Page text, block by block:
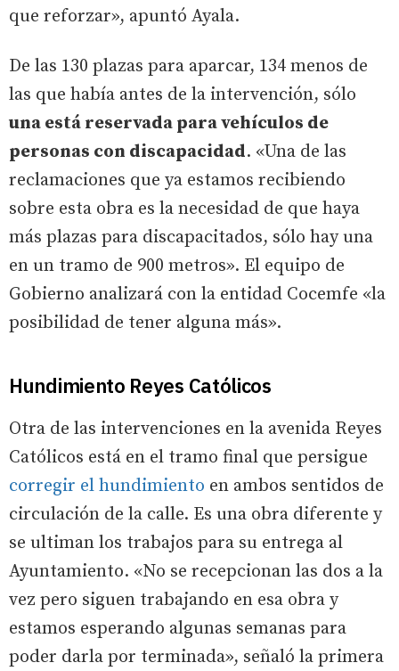
que reforzar», apuntó Ayala.
De las 130 plazas para aparcar, 134 menos de
las que había antes de la intervención, sólo
una está reservada para vehículos de
personas con discapacidad. «Una de las
reclamaciones que ya estamos recibiendo
sobre esta obra es la necesidad de que haya
más plazas para discapacitados, sólo hay una
en un tramo de 900 metros». El equipo de
Gobierno analizará con la entidad Cocemfe «la
posibilidad de tener alguna más».
Hundimiento Reyes Católicos
Otra de las intervenciones en la avenida Reyes
Católicos está en el tramo final que persigue
corregir el hundimiento en ambos sentidos de
circulación de la calle. Es una obra diferente y
se ultiman los trabajos para su entrega al
Ayuntamiento. «No se recepcionan las dos a la
vez pero siguen trabajando en esa obra y
estamos esperando algunas semanas para
poder darla por terminada», señaló la primera